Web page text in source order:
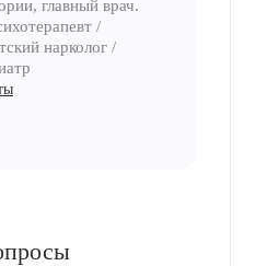
главный врач.
/
нарколог /